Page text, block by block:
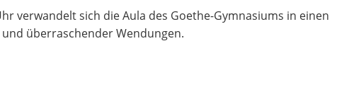
verwandelt sich die Aula des Goethe-Gymnasiums in einen
überraschender Wendungen.